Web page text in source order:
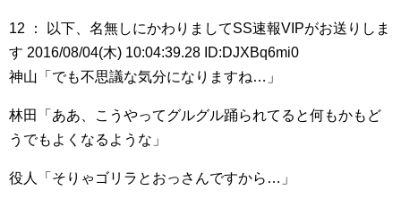
12 ： 以下、名無しにかわりましてSS速報VIPがお送りしま
す 2016/08/04(木) 10:04:39.28 ID:DJXBq6mi0
神山「でも不思議な気分になりますね…」
林田「ああ、こうやってグルグル踊られてると何もかもど
うでもよくなるような」
役人「そりゃゴリラとおっさんですから…」